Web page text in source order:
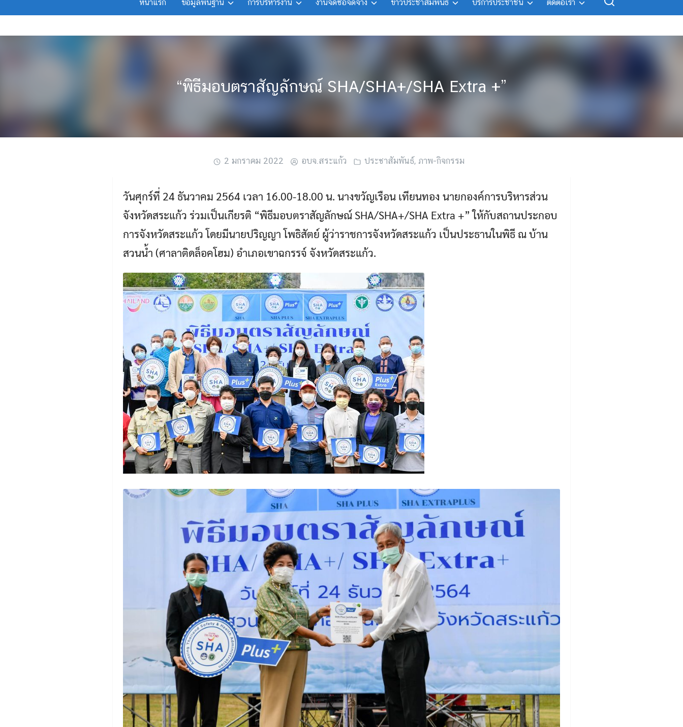
หน้าแรก ข้อมูลพื้นฐาน การบริหารงาน งานจัดซื้อจัดจ้าง ข่าวประชาสัมพันธ์ บริการประชาชน ติดต่อเรา
Search
for:
Search
“พิธีมอบตราสัญลักษณ์ SHA/SHA+/SHA Extra +”
2 มกราคม 2022 อบจ.สระแก้ว ประชาสัมพันธ์, ภาพ-กิจกรรม
วันศุกร์ที่ 24 ธันวาคม 2564 เวลา 16.00-18.00 น. นางขวัญเรือน เทียนทอง นายกองค์การบริหารส่วน
จังหวัดสระแก้ว ร่วมเป็นเกียรติ “พิธีมอบตราสัญลักษณ์ SHA/SHA+/SHA Extra +” ให้กับสถานประกอบ
การจังหวัดสระแก้ว โดยมีนายปริญญา โพธิสัตย์ ผู้ว่าราชการจังหวัดสระแก้ว เป็นประธานในพิธี ณ บ้าน
สวนน้ำ (ศาลาติดล็อคโฮม) อำเภอเขาฉกรรจ์ จังหวัดสระแก้ว.